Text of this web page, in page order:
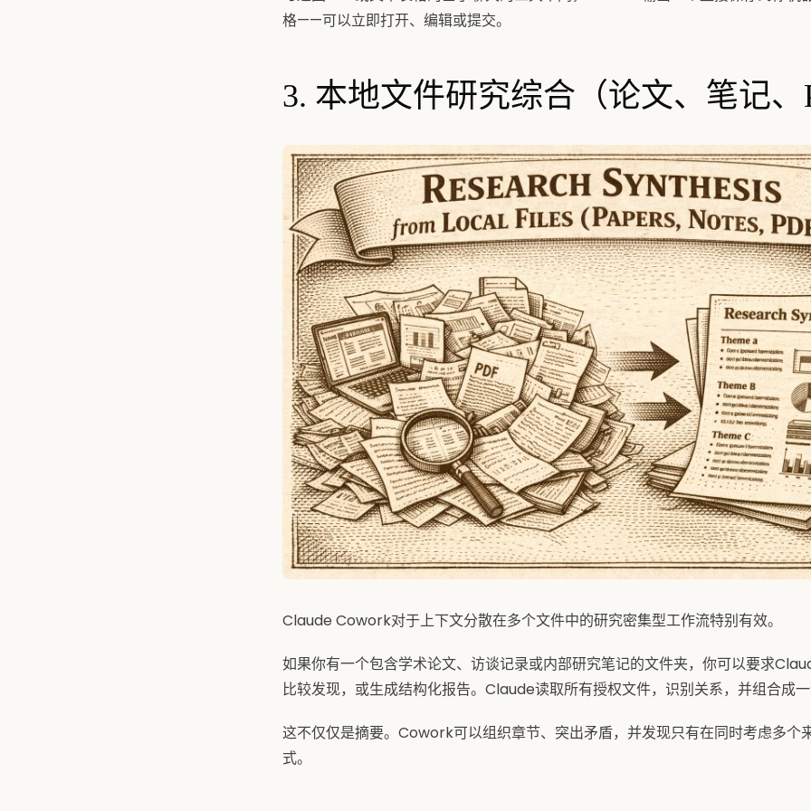
格——可以立即打开、编辑或提交。
3. 本地文件研究综合（论文、笔记、
Claude Cowork对于上下文分散在多个文件中的研究密集型工作流特别有效。
如果你有一个包含学术论文、访谈记录或内部研究笔记的文件夹，你可以要求
比较发现，或生成结构化报告。Claude读取所有授权文件，识别关系，并组合成
这不仅仅是摘要。Cowork可以组织章节、突出矛盾，并发现只有在同时考虑多个
式。